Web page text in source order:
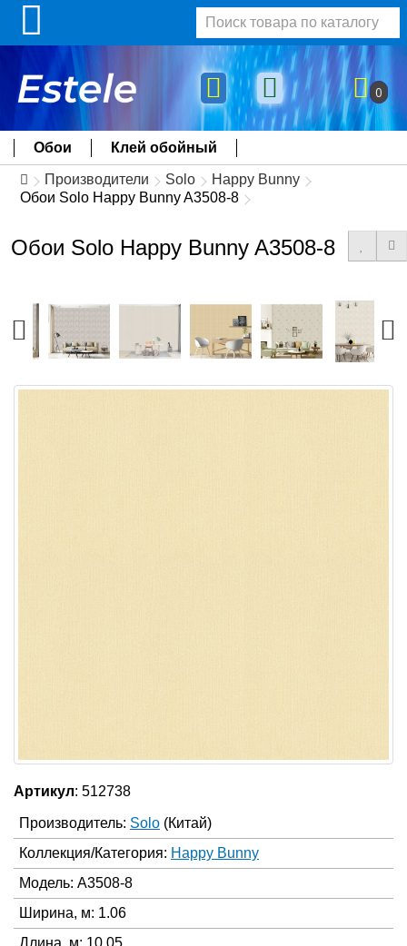
0
Обои Клей обойный
Производители Solo
Happy Bunny
Обои Solo Happy Bunny A3508-8
Обои Solo Happy Bunny A3508-8
Артикул: 512738
Производитель: Solo (Китай)
Коллекция/Категория: Happy Bunny
Модель: A3508-8
Ширина, м: 1.06
Длина, м: 10.05